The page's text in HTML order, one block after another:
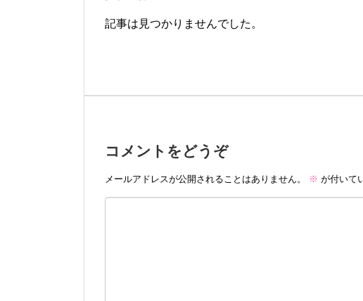
記事は見つかりませんでした。
コメントをどうぞ
メールアドレスが公開されることはありません。 ※ が付いて